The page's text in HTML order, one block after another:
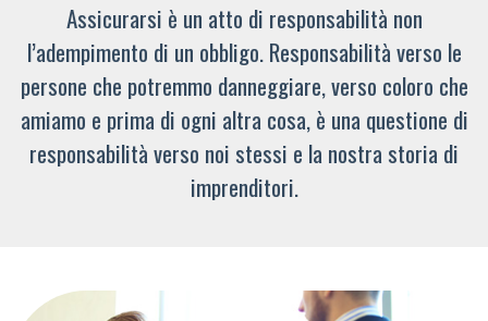
Assicurarsi è un atto di responsabilità non
l’adempimento di un obbligo. Responsabilità verso le
persone che potremmo danneggiare, verso coloro che
amiamo e prima di ogni altra cosa, è una questione di
responsabilità verso noi stessi e la nostra storia di
imprenditori.